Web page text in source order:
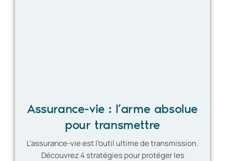
Assurance-vie : l’arme absolue
pour transmettre
L’assurance-vie est l’outil ultime de transmission.
Découvrez 4 stratégies pour protéger les